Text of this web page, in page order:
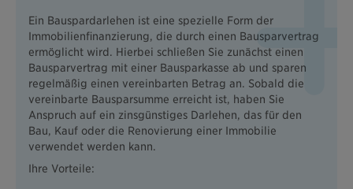
Ein Bauspardarlehen ist eine spezielle Form der
Immobilienfinanzierung, die durch einen Bausparvertrag
ermöglicht wird. Hierbei schließen Sie zunächst einen
Bausparvertrag mit einer Bausparkasse ab und sparen
regelmäßig einen vereinbarten Betrag an. Sobald die
vereinbarte Bausparsumme erreicht ist, haben Sie
Anspruch auf ein zinsgünstiges Darlehen, das für den
Bau, Kauf oder die Renovierung einer Immobilie
verwendet werden kann.
Ihre Vorteile: